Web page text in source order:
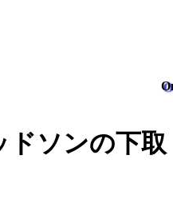
ソンの下